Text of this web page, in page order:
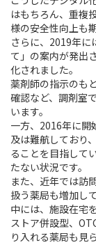
はもちろん、重複
様の安全性向上も
さらに、2019年に
て」の案内が発出
化されました。
薬剤師の指示のも
確認など、調剤室
います。
一方、2016年に開
及は難航しており
ることを目指して
たない状況です。
また、近年では訪
扱う薬局も増加し
中には、施設在宅
ストア併設型、
り入れる薬局も見